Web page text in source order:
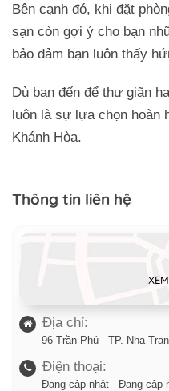
Bên cạnh đó, khi đặt
sạn còn gợi ý cho bạn
bảo đảm bạn luôn thấy
Dù bạn đến để thư giãn
luôn là sự lựa chọn hoàn
Khánh Hòa.
Thông tin liên hệ
Địa chỉ:
96 Trần Phú - TP. Nha
Điện thoại:
Đang cập nhật - Đang cập